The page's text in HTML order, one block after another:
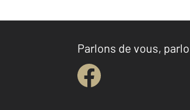
Parlons de vous,